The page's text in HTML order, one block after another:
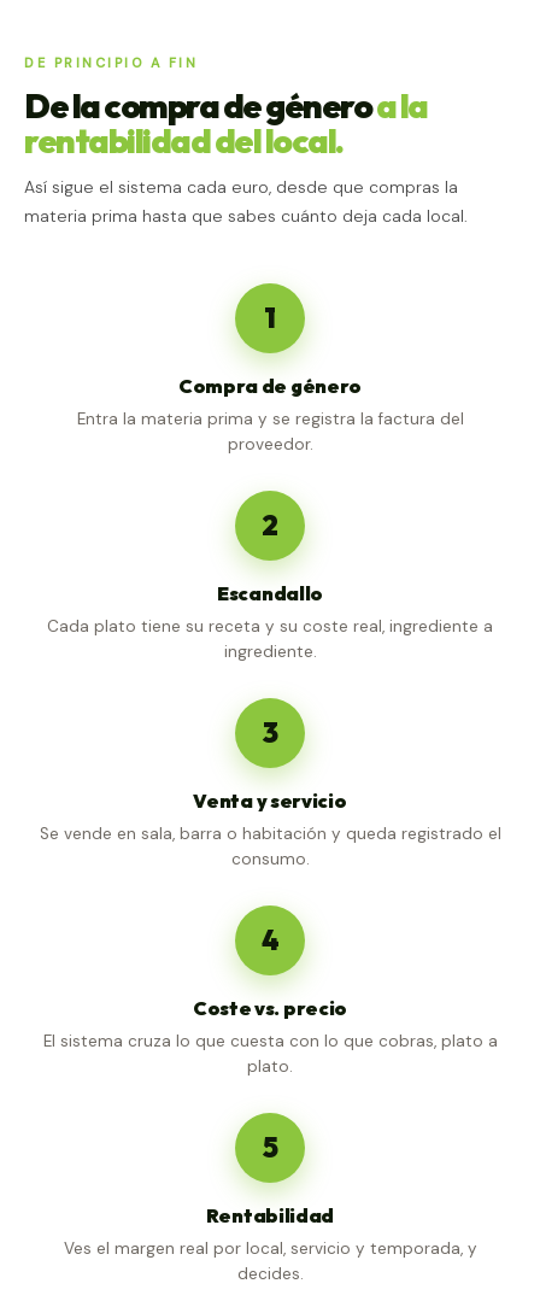
DE PRINCIPIO A FIN
De la compra de géneroa la
rentabilidad del local.
Así sigue el sistema cada euro, desde que compras la
materia prima hasta que sabes cuánto deja cada local.
1
Compra de género
Entra la materia prima y se registra la factura del
proveedor.
2
Escandallo
Cada plato tiene su receta y su coste real, ingrediente a
ingrediente.
3
Venta y servicio
Se vende en sala, barra o habitación y queda registrado el
consumo.
4
Coste vs. precio
El sistema cruza lo que cuesta con lo que cobras, plato a
plato.
5
Rentabilidad
Ves el margen real por local, servicio y temporada, y
decides.